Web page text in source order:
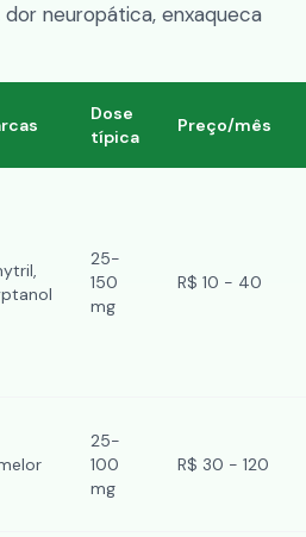
neuropática, enxaqueca
Dose
típica
Preço/mês
25-
150
mg
R$ 10 - 40
25-
100
mg
R$ 30 - 120